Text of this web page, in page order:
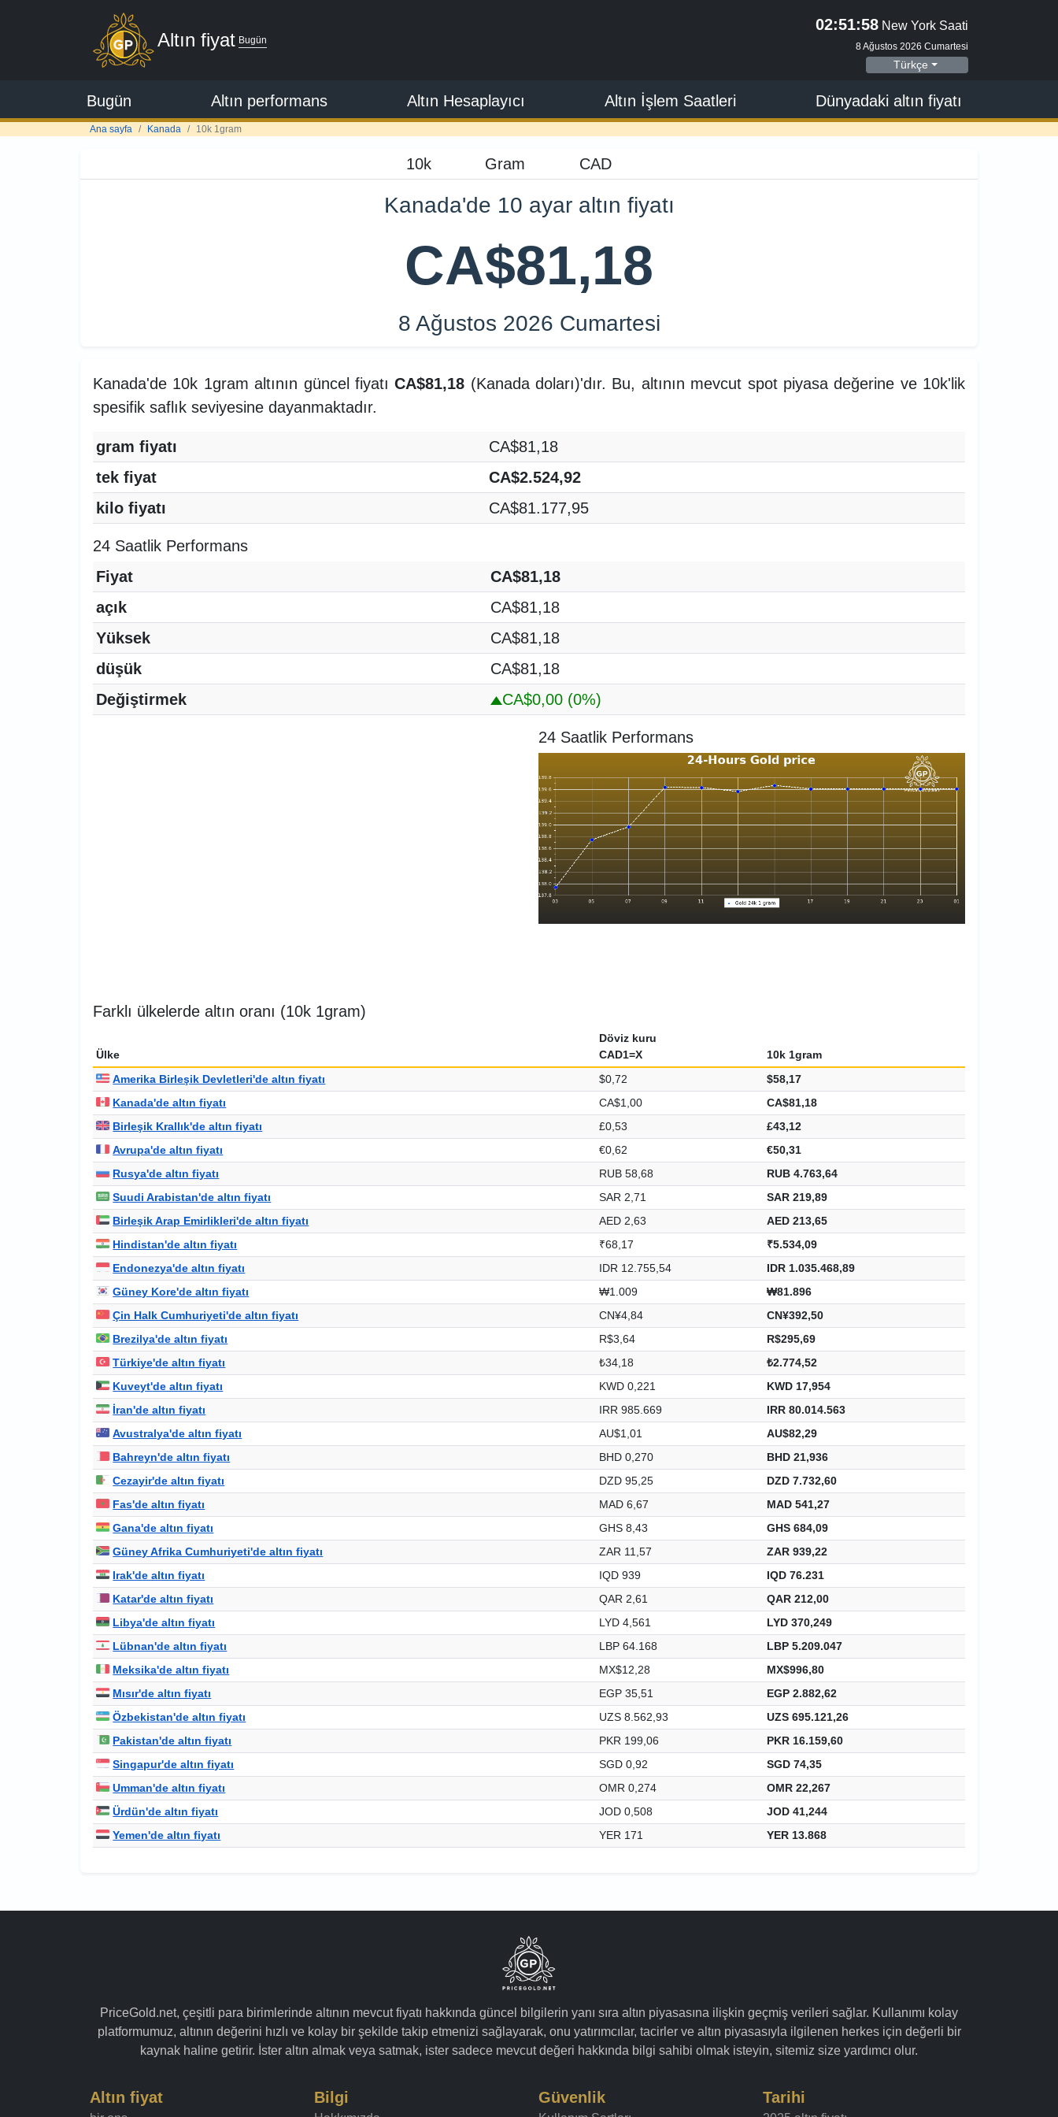
Altın fiyat Bugün
02:51:59 New York Saati
8 Ağustos 2026 Cumartesi
Türkçe
Bugün Altın performans Altın Hesaplayıcı Altın İşlem Saatleri Dünyadaki altın fiyatı
Ana sayfa Kanada 10k 1gram
Kanada'de 10 ayar altın fiyatı
CA$81,18
8 Ağustos 2026 Cumartesi
Kanada'de 10k 1gram altının güncel fiyatıCA$81,18 (Kanada doları)'dır. Bu, altının mevcut spot piyasa değerine ve 10k'lik
spesifik saflık seviyesine dayanmaktadır.
gram fiyatı
CA$81,18
tek fiyat
CA$2.524,92
kilo fiyatı
CA$81.177,95
24 Saatlik Performans
Fiyat
CA$81,18
açık
CA$81,18
Yüksek
CA$81,18
düşük
CA$81,18
Değiştirmek
CA$0,00 (0%)
24 Saatlik Performans
Farklı ülkelerde altın oranı (10k 1gram)
Ülke
Döviz kuru
CAD1=X
10k 1gram
Amerika Birleşik Devletleri'de altın fiyatı
$0,72
$58,17
Kanada'de altın fiyatı
CA$1,00
CA$81,18
Birleşik Krallık'de altın fiyatı
£0,53
£43,12
Avrupa'de altın fiyatı
€0,62
€50,31
Rusya'de altın fiyatı
RUB 58,68
RUB 4.763,64
Suudi Arabistan'de altın fiyatı
SAR 2,71
SAR 219,89
Birleşik Arap Emirlikleri'de altın fiyatı
AED 2,63
AED 213,65
Hindistan'de altın fiyatı
₹68,17
₹5.534,09
Endonezya'de altın fiyatı
IDR 12.755,54
IDR 1.035.468,89
Güney Kore'de altın fiyatı
₩1.009
₩81.896
Çin Halk Cumhuriyeti'de altın fiyatı
CN¥4,84
CN¥392,50
Brezilya'de altın fiyatı
R$3,64
R$295,69
Türkiye'de altın fiyatı
₺34,18
₺2.774,52
Kuveyt'de altın fiyatı
KWD 0,221
KWD 17,954
İran'de altın fiyatı
IRR 985.669
IRR 80.014.563
Avustralya'de altın fiyatı
AU$1,01
AU$82,29
Bahreyn'de altın fiyatı
BHD 0,270
BHD 21,936
Cezayir'de altın fiyatı
DZD 95,25
DZD 7.732,60
Fas'de altın fiyatı
MAD 6,67
MAD 541,27
Gana'de altın fiyatı
GHS 8,43
GHS 684,09
Güney Afrika Cumhuriyeti'de altın fiyatı
ZAR 11,57
ZAR 939,22
Irak'de altın fiyatı
IQD 939
IQD 76.231
Katar'de altın fiyatı
QAR 2,61
QAR 212,00
Libya'de altın fiyatı
LYD 4,561
LYD 370,249
Lübnan'de altın fiyatı
LBP 64.168
LBP 5.209.047
Meksika'de altın fiyatı
MX$12,28
MX$996,80
Mısır'de altın fiyatı
EGP 35,51
EGP 2.882,62
Özbekistan'de altın fiyatı
UZS 8.562,93
UZS 695.121,26
Pakistan'de altın fiyatı
PKR 199,06
PKR 16.159,60
Singapur'de altın fiyatı
SGD 0,92
SGD 74,35
Umman'de altın fiyatı
OMR 0,274
OMR 22,267
Ürdün'de altın fiyatı
JOD 0,508
JOD 41,244
Yemen'de altın fiyatı
YER 171 YER 13.868
PriceGold.net, çeşitli para birimlerinde altının mevcut fiyatı hakkında güncel bilgilerin yanı sıra altın piyasasına ilişkin geçmiş verileri sağlar. Kullanımı kolay
platformumuz, altının değerini hızlı ve kolay bir şekilde takip etmenizi sağlayarak, onu yatırımcılar, tacirler ve altın piyasasıyla ilgilenen herkes için değerli bir
kaynak haline getirir. İster altın almak veya satmak, ister sadece mevcut değeri hakkında bilgi sahibi olmak isteyin, sitemiz size yardımcı olur.
Altın fiyat Bilgi Güvenlik Tarihi